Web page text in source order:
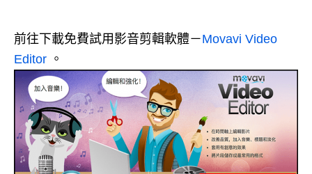
前往下載免費試用影音剪輯軟體－Movavi Video
Editor 。